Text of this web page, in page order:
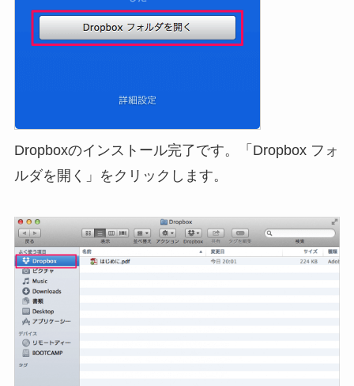
Dropboxのインストール完了です。「Dropbox フォ
ルダを開く」をクリックします。